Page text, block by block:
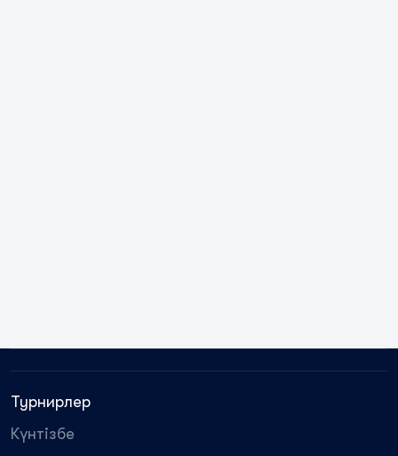
Турнирлер
Күнтізбе